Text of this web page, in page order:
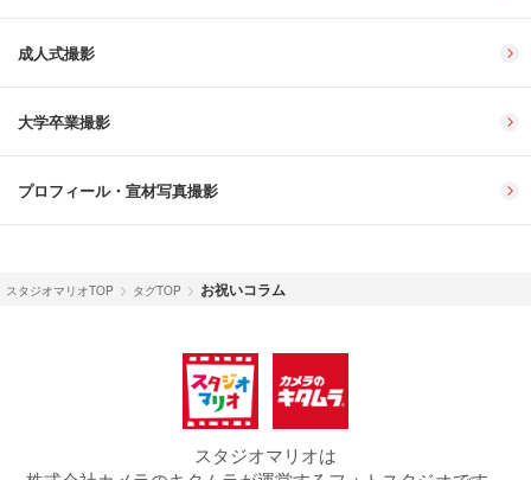
成人式撮影
大学卒業撮影
プロフィール・宣材写真撮影
スタジオマリオTOP タグTOP お祝いコラム
スタジオマリオは